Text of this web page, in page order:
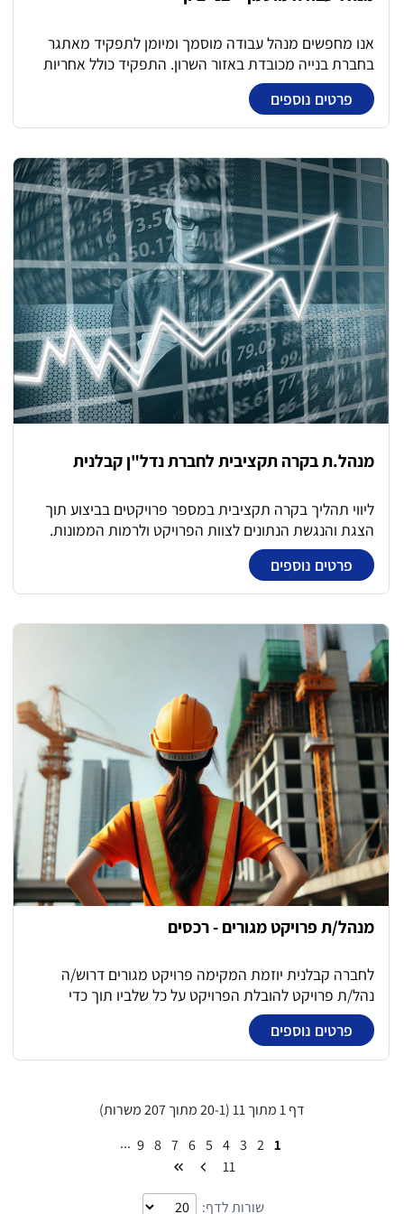
אנו מחפשים מנהל עבודה מוסמך ומיומן לתפקיד מאתגר
בחברת בנייה מכובדת באזור השרון. התפקיד כולל אחריות
על עבודות פיתוח וגמרים, תוך התמחות במבנים יוקרתיים.
עבודה בצוות יחד עם מנהל עבודה נוסף להבטחת ביצוע
איכותי ושמירה על סטנדרטים גבוהים. הזדמנות מצוינת
מקצועית בתחום הבנייה. מדובר במשרה מלאה.
פרטים נוספים
מנהל.ת בקרה תקציבית לחברת נדל"ן קבלנית
ליווי תהליך בקרה תקציבית במספר פרויקטים בביצוע תוך
הצגת והנגשת הנתונים לצוות הפרויקט ולרמות הממונות.
הצגת הסטיות הצפויות בפרויקט לטובת למידה והסקת
מסקנות. הקמת התקציבים וניהולם השוטף במערכת המידע.
בניית צפי הכנסות ותחזיות כספיות שוטפות.
פרטים נוספים
מנהל/ת פרויקט מגורים - רכסים
לחברה קבלנית יוזמת המקימה פרויקט מגורים דרוש/ה
נהל/ת פרויקט להובלת הפרויקט על כל שלביו תוך כדי
עמידה בתקציב ובלוחות זמנים, ניהול מנהלת האתר וצוותי
הפרויקט.
פרטים נוספים
דף 1 מתוך 11 (20-1 מתוך 207 משרות)
1
2
3
4
5
6
7
8
9
...
11
שורות לדף: